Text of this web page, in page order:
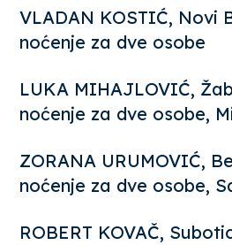
VLADAN KOSTIĆ, Novi
noćenje za dve osobe
LUKA MIHAJLOVIĆ,
noćenje za dve osobe,
ZORANA URUMOVIĆ,
noćenje za dve osobe,
ROBERT KOVAČ,